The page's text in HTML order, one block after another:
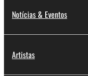
Notícias & Eventos
Artistas